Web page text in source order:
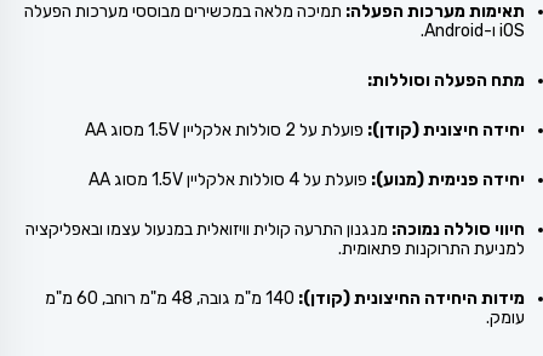
תאימות מערכות הפעלה: תמיכה מלאה במכשירים מבוססי מערכות הפעלה
iOS ו-Android.
מתח הפעלה וסוללות:
יחידה חיצונית (קודן): פועלת על 2 סוללות אלקליין 1.5V מסוג AA
יחידה פנימית (מנוע): פועלת על 4 סוללות אלקליין 1.5V מסוג AA
חיווי סוללה נמוכה: מנגנון התרעה קולית וויזואלית במנעול עצמו ובאפליקציה
למניעת התרוקנות פתאומית.
מידות היחידה החיצונית (קודן):
140 מ"מ גובה, 48 מ"מ רוחב, 60 מ"מ
עומק.